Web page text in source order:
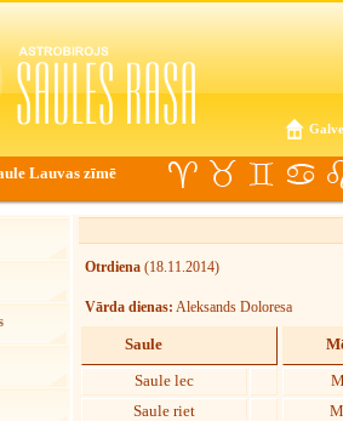
Lauvas zīmē
Otrdiena (18.11.2014)
Vārda dienas: Aleksands Doloresa
Saule
Saule lec
Saule riet